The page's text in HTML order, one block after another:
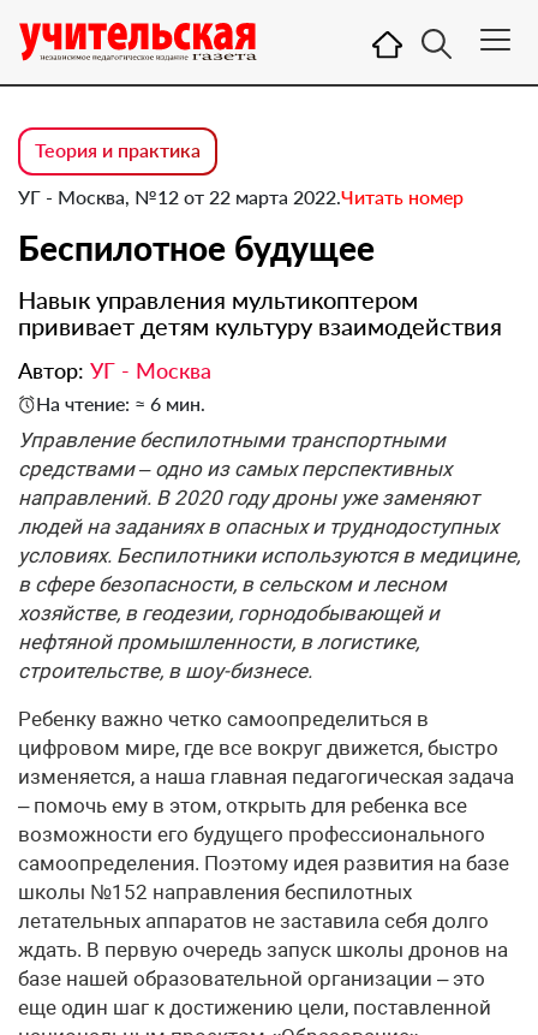
Теория и практика
УГ - Москва, №12 от 22 марта 2022.Читать номер
Беспилотное будущее
Навык управления мультикоптером
прививает детям культуру взаимодействия
Автор: УГ - Москва
На чтение: ≈ 6 мин.
Управление беспилотными транспортными
средствами – одно из самых перспективных
направлений. В 2020 году дроны уже заменяют
людей на заданиях в опасных и труднодоступных
условиях. Беспилотники используются в медицине,
в сфере безопасности, в сельском и лесном
хозяйстве, в геодезии, горнодобывающей и
нефтяной промышленности, в логистике,
строительстве, в шоу-бизнесе.
Ребенку важно четко самоопределиться в
цифровом мире, где все вокруг движется, быстро
изменяется, а наша главная педагогическая задача
– помочь ему в этом, открыть для ребенка все
возможности его будущего профессионального
самоопределения. Поэтому идея развития на базе
школы №152 направления беспилотных
летательных аппаратов не заставила себя долго
ждать. В первую очередь запуск школы дронов на
базе нашей образовательной организации – это
еще один шаг к достижению цели, поставленной